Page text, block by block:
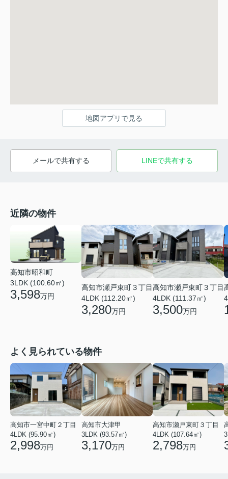
地図アプリで見る
メールで共有する LINEで共有する
近隣の物件
高知市昭和町
3LDK (100.60㎡)
3,598万円
高知市瀬戸東町３丁目
4LDK (112.20㎡)
3,280万円
高知市瀬戸東町３丁目
4LDK (111.37㎡)
3,500万円
よく見られている物件
高知市一宮中町２丁目
4LDK (95.90㎡)
2,998万円
高知市大津甲
3LDK (93.57㎡)
3,170万円
高知市瀬戸東町３丁目
4LDK (107.64㎡)
2,798万円